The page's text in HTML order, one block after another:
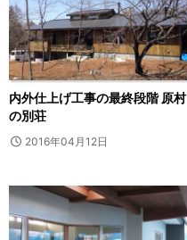
内外仕上げ工事の最終段階 原村
の別荘
2016年04月12日